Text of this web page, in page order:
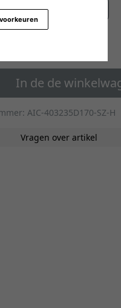
formaten op maat
In de de
AIC-403235D170-SZ-H
Vragen over artikel